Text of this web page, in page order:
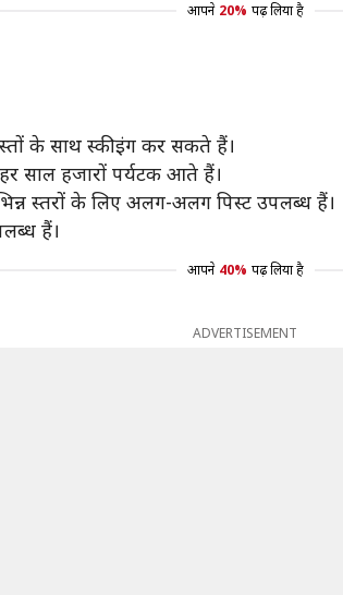
आपने 20% पढ़ लिया है
के साथ स्कीइंग कर सकते हैं।
साल हजारों पर्यटक आते हैं।
स्तरों के लिए अलग-अलग पिस्ट उपलब्ध हैं।
हैं।
आपने 40% पढ़ लिया है
ADVERTISEMENT